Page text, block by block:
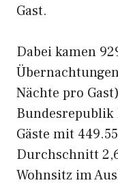
Gast.
Dabei kamen
Nächte pro
Bundesrepublik
Gäste mit
Durchschnitt
Wohnsitz im